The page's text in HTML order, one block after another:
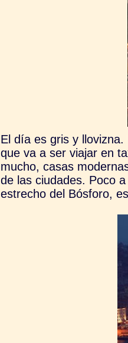
El día es gris y
que va a ser viajar en
mucho, casas
de las ciudades. Poco
estrecho del Bósforo,